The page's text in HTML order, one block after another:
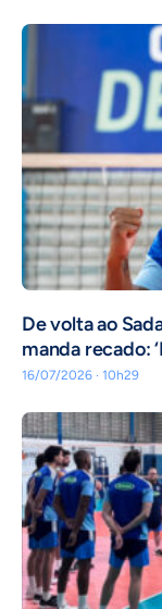
De volta ao
manda recado:
16/07/2026 · 10h29